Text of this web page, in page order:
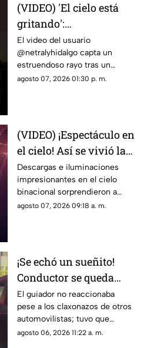
(VIDEO) 'El cielo está
gritando':
Impresionante sonido
durante un trueno en
Ciudad Juárez causa
asombro
El video del usuario
@netralyhidalgo capta un
estruendoso rayo tras un
momento de calma,
agosto 07, 2026 01:30 p. m.
(VIDEO) ¡Espectáculo en
el cielo! Así se vivió la
tormenta eléctrica de
este jueves en Ciudad
Juárez
Descargas e iluminaciones
impresionantes en el cielo
binacional sorprendieron a
residentes de Ciudad Juárez y
agosto 07, 2026 09:18 a. m.
¡Se echó un sueñito!
Conductor se queda
dormido en la fila del
puente libre y se
viraliza en Ciudad
Juárez
El guiador no reaccionaba
pese a los claxonazos de otros
automovilistas; tuvo que
intervenir un agente de CBP
agosto 06, 2026 11:22 a. m.